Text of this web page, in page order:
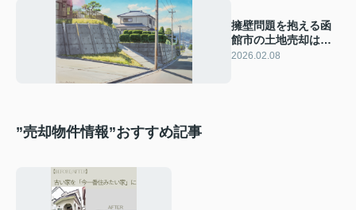
擁壁問題を抱える函
館市の土地売却は難
しい？注意点や売却
2026.02.08
”売却物件情報”おすすめ記事